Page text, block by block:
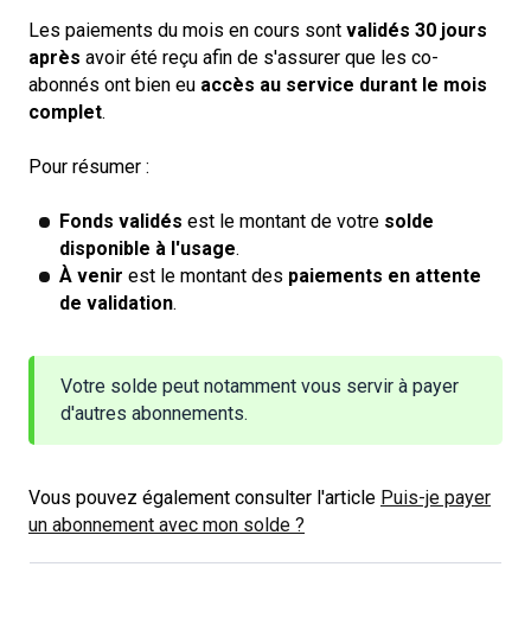
Les paiements du mois en cours sont validés 30 jours
après avoir été reçu afin de s'assurer que les co-
abonnés ont bien eu accès au service durant le mois
complet.
Pour résumer :
Fonds validés est le montant de votre solde
disponible à l'usage.
À venir est le montant des paiements en attente
de validation.
Votre solde peut notamment vous servir à payer
d'autres abonnements.
Vous pouvez également consulter l'article Puis-je payer
un abonnement avec mon solde ?